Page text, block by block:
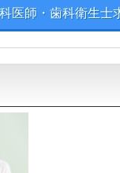
医師・歯科衛生士